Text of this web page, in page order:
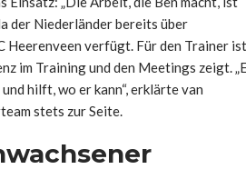
der Niederländer bereits über
Heerenveen verfügt. Für den Trainer ist
im Training und den Meetings zeigt.
hilft, wo er kann“, erklärte van
stets zur Seite.